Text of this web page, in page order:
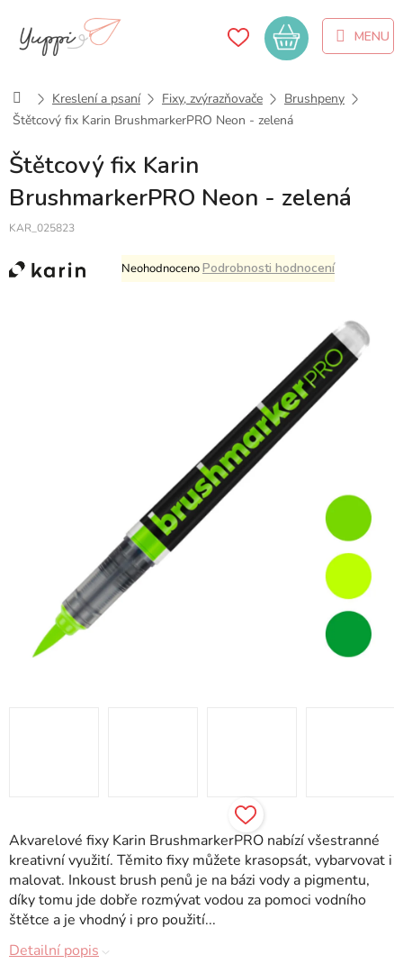
obsah
Nákupní
košík
DomůKreslení a psaní Fixy, zvýrazňovače
Brushpeny
Štětcový fix Karin BrushmarkerPRO Neon - zelená
Štětcový fix Karin
BrushmarkerPRO Neon - zelená
KAR_025823
Průměrné
hodnocení
NeohodnocenoPodrobnosti hodnocení
Akvarelové fixy Karin BrushmarkerPRO nabízí všestranné
kreativní využití. Těmito fixy můžete krasopsát, vybarvovat i
malovat. Inkoust brush penů je na bázi vody a pigmentu,
díky tomu jde dobře rozmývat vodou za pomoci vodního
štětce a je vhodný i pro použití...
Detailní popis